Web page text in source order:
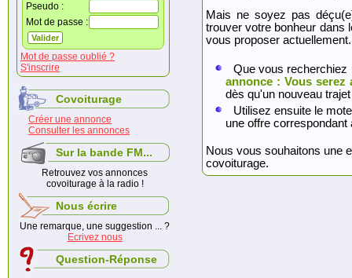
Pseudo :
Mot de passe :
Mot de passe oublié ?
S'inscrire
Covoiturage
Créer une annonce
Consulter les annonces
Sur la bande FM...
Retrouvez vos annonces
covoiturage à la radio !
Nous écrire
Une remarque, une suggestion ... ?
Ecrivez nous
Question-Réponse
Mais ne soyez pas
trouver votre bonheur dans
vous proposer actuellement.
Que vous
annonce : Vous serez
dès qu'un nouveau
Utilisez ensuite le
une offre
Nous vous souhaitons une
covoiturage.